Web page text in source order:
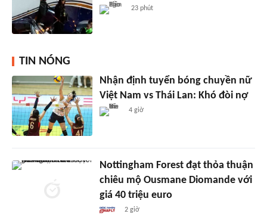
23 phút
TIN NÓNG
Nhận định tuyển bóng chuyền nữ
Việt Nam vs Thái Lan: Khó đòi nợ
4 giờ
Nottingham Forest đạt thỏa thuận
chiêu mộ Ousmane Diomande với
giá 40 triệu euro
2 giờ